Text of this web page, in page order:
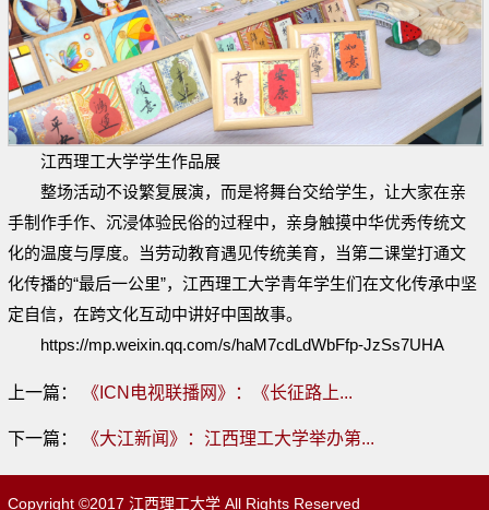
江西理工大学学生作品展‍
整场活动不设繁复展演，而是将舞台交给学生，让大家在亲
手制作手作、沉浸体验民俗的过程中，亲身触摸中华优秀传统文
化的温度与厚度。当劳动教育遇见传统美育，当第二课堂打通文
化传播的“最后一公里”，江西理工大学青年学生们在文化传承中坚
定自信，在跨文化互动中讲好中国故事。
https://mp.weixin.qq.com/s/haM7cdLdWbFfp-JzSs7UHA
上一篇： 《ICN电视联播网》：《长征路上...
下一篇： 《大江新闻》：江西理工大学举办第...
Copyright ©2017 江西理工大学 All Rights Reserved